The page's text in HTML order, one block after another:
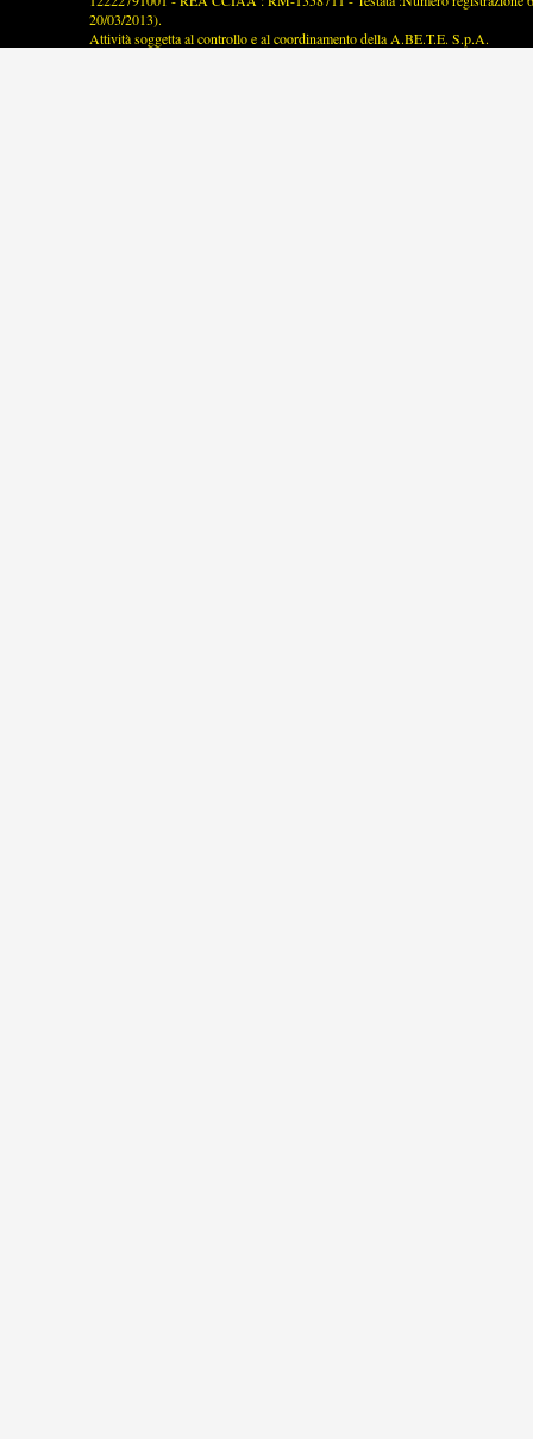
20/03/2013).
Attività soggetta al controllo e al coordinamento della A.BE.T.E. S.p.A.